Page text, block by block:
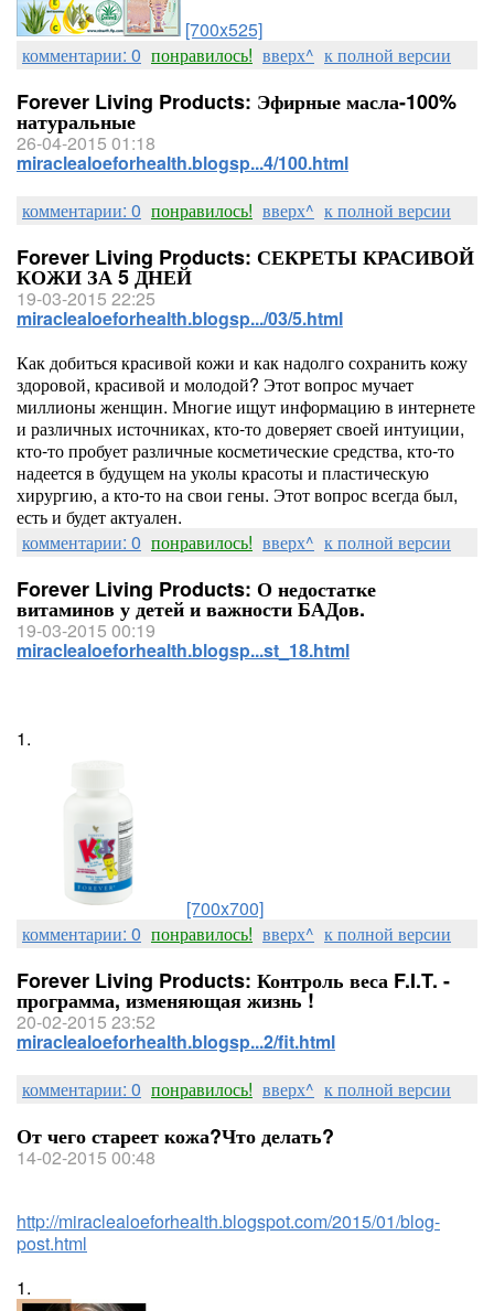
[700x525]
комментарии: 0 понравилось! вверх^ к полной версии
Forever Living Products: Эфирные масла-100%
натуральные
26-04-2015 01:18
miraclealoeforhealth.blogsp...4/100.html
комментарии: 0 понравилось! вверх^ к полной версии
Forever Living Products: СЕКРЕТЫ КРАСИВОЙ
КОЖИ ЗА 5 ДНЕЙ
19-03-2015 22:25
miraclealoeforhealth.blogsp.../03/5.html
Как добиться красивой кожи и как надолго сохранить кожу
здоровой, красивой и молодой? Этот вопрос мучает
миллионы женщин. Многие ищут информацию в интернете
и различных источниках, кто-то доверяет своей интуиции,
кто-то пробует различные косметические средства, кто-то
надеется в будущем на уколы красоты и пластическую
хирургию, а кто-то на свои гены. Этот вопрос всегда был,
есть и будет актуален.
комментарии: 0 понравилось! вверх^ к полной версии
Forever Living Products: О недостатке
витаминов у детей и важности БАДов.
19-03-2015 00:19
miraclealoeforhealth.blogsp...st_18.html
1.
[700x700]
комментарии: 0 понравилось! вверх^ к полной версии
Forever Living Products: Контроль веса F.I.T. -
программа, изменяющая жизнь !
20-02-2015 23:52
miraclealoeforhealth.blogsp...2/fit.html
комментарии: 0 понравилось! вверх^ к полной версии
От чего стареет кожа?Что делать?
14-02-2015 00:48
http://miraclealoeforhealth.blogspot.com/2015/01/blog-
post.html
1.